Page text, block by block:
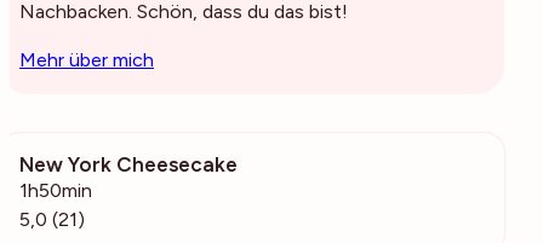
Nachbacken. Schön, dass du das bist!
Mehr über mich
New York Cheesecake
1h50min
5,0 (21)